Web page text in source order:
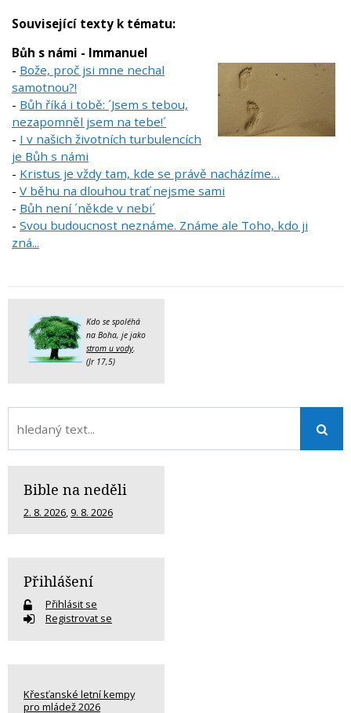
Související texty k tématu:
Bůh s námi - Immanuel
- Bože, proč jsi mne nechal
samotnou?!
- Bůh říká i tobě: ´Jsem s tebou,
nezapomněl jsem na tebe!´
- I v našich životních turbulencích
je Bůh s námi
- Kristus je vždy tam, kde se právě nacházíme…
- V běhu na dlouhou trať nejsme sami
- Bůh není ´někde v nebi´
- Svou budoucnost neznáme. Známe ale Toho, kdo ji
zná...
Kdo se spoléhá
na Boha, je jako
strom u vody.
(Jr 17,5)
Bible na neděli
2. 8. 2026, 9. 8. 2026
Přihlášení
Přihlásit se
Registrovat se
Křesťanské letní kempy
pro mládež 2026